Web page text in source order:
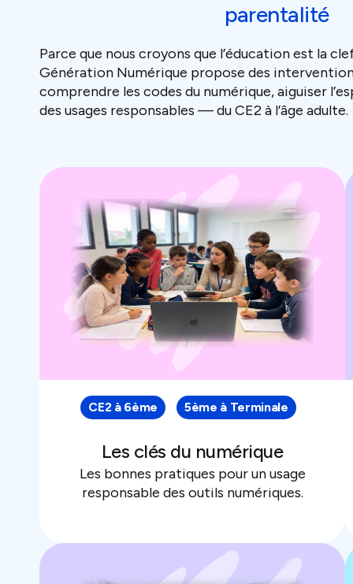
parentalité
Parce que nous croyons que l’éducation est la
Génération Numérique propose des
comprendre les codes du numérique, aiguiser
des usages responsables — du CE2 à l’âge adulte.
CE2 à 6ème 5ème à Terminale
Les clés du numérique
Les bonnes pratiques pour un usage
responsable des outils numériques.